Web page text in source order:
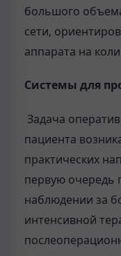
большого
сети,
аппарата на
Системы для
Задача
пациента
практических
первую очередь
наблюдении за
интенсивной